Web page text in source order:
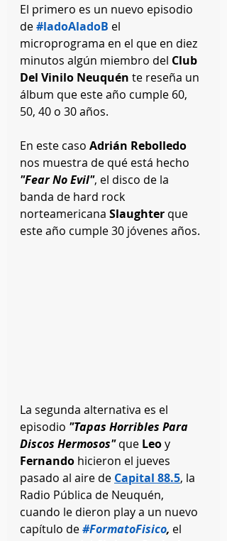
El primero es un nuevo episodio
de #ladoAladoB el
microprograma en el que en diez
minutos algún miembro del Club
Del Vinilo Neuquén te reseña un
álbum que este año cumple 60,
50, 40 o 30 años.
En este caso Adrián Rebolledo
nos muestra de qué está hecho
"Fear No Evil", el disco de la
banda de hard rock
norteamericana Slaughter que
este año cumple 30 jóvenes años.
La segunda alternativa es el
episodio "Tapas Horribles Para
Discos Hermosos" que Leo y
Fernando hicieron el jueves
pasado al aire de Capital 88.5, la
Radio Pública de Neuquén,
cuando le dieron play a un nuevo
capítulo de #FormatoFisico, el